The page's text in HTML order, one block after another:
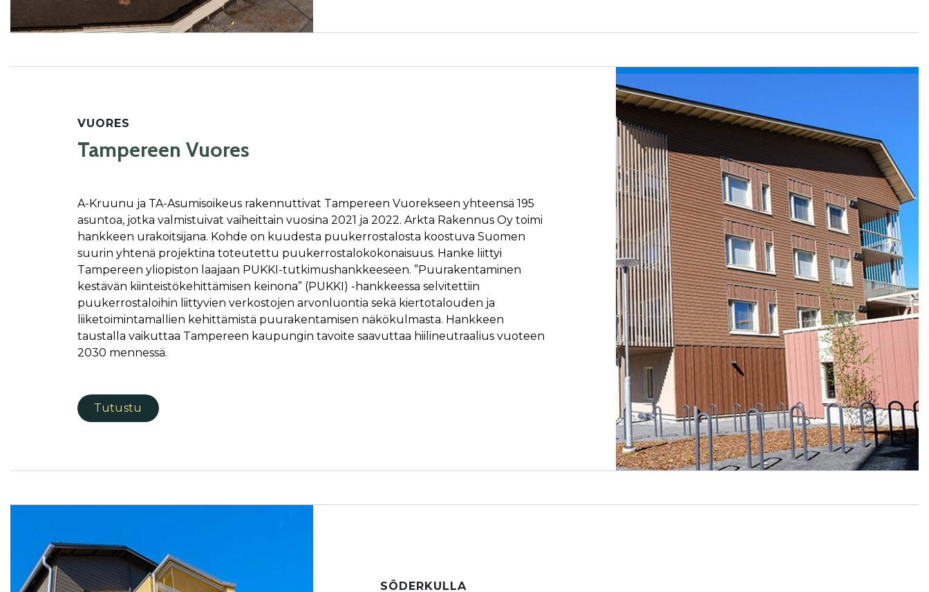
VUORES
Tampereen Vuores
A-Kruunu ja TA-Asumisoikeus rakennuttivat Tampereen Vuorekseen yhteensä 195
asuntoa, jotka valmistuivat vaiheittain vuosina 2021 ja 2022. Arkta Rakennus Oy toimi
hankkeen urakoitsijana. Kohde on kuudesta puukerrostalosta koostuva Suomen
suurin yhtenä projektina toteutettu puukerrostalokokonaisuus. Hanke liittyi
Tampereen yliopiston laajaan PUKKI-tutkimushankkeeseen. ”Puurakentaminen
kestävän kiinteistökehittämisen keinona” (PUKKI) -hankkeessa selvitettiin
puukerrostaloihin liittyvien verkostojen arvonluontia sekä kiertotalouden ja
liiketoimintamallien kehittämistä puurakentamisen näkökulmasta. Hankkeen
taustalla vaikuttaa Tampereen kaupungin tavoite saavuttaa hiilineutraalius vuoteen
2030 mennessä.
Tutustu
SÖDERKULLA